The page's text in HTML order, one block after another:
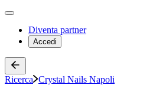
Diventa partner
Accedi
Ricerca Crystal Nails Napoli